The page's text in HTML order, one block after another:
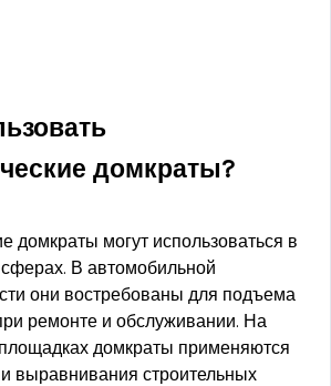
домкраты?
домкраты могут использоваться в
В автомобильной
они востребованы для подъема
ремонте и обслуживании. На
домкраты применяются
выравнивания строительных